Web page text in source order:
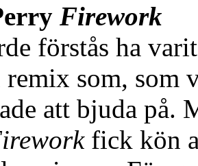
Firework
förstås ha
remix som, som
att bjuda på.
fick kön